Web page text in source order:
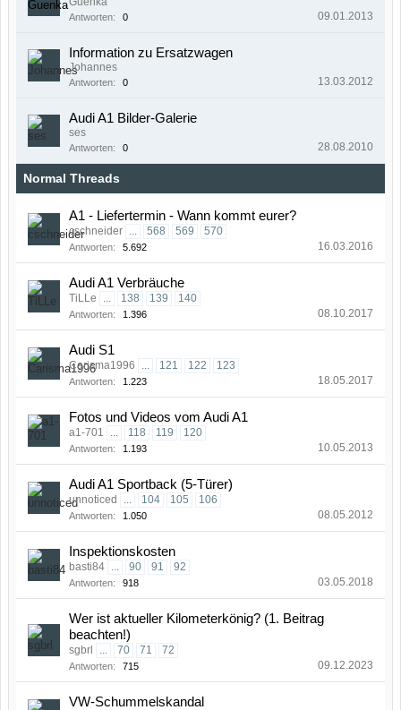
Antworten: 0 09.01.2013
Information zu Ersatzwagen
Johannes
Antworten: 0 13.03.2012
Audi A1 Bilder-Galerie
ses
Antworten: 0 28.08.2010
Normal Threads
A1 - Liefertermin - Wann kommt eurer?
cschneider ... 568 569 570
Antworten: 5.692 16.03.2016
Audi A1 Verbräuche
TiLLe ... 138 139 140
Antworten: 1.396 08.10.2017
Audi S1
Carisma1996 ... 121 122 123
Antworten: 1.223 18.05.2017
Fotos und Videos vom Audi A1
a1-701 ... 118 119 120
Antworten: 1.193 10.05.2013
Audi A1 Sportback (5-Türer)
unnoticed ... 104 105 106
Antworten: 1.050 08.05.2012
Inspektionskosten
basti84 ... 90 91 92
Antworten: 918 03.05.2018
Wer ist aktueller Kilometerkönig? (1. Beitrag
beachten!)
sgbrl ... 70 71 72
Antworten: 715 09.12.2023
VW-Schummelskandal